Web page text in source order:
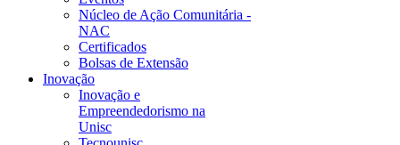
Núcleo de Ação Comunitária -
NAC
Certificados
Bolsas de Extensão
Inovação
Inovação e
Empreendedorismo na
Unisc